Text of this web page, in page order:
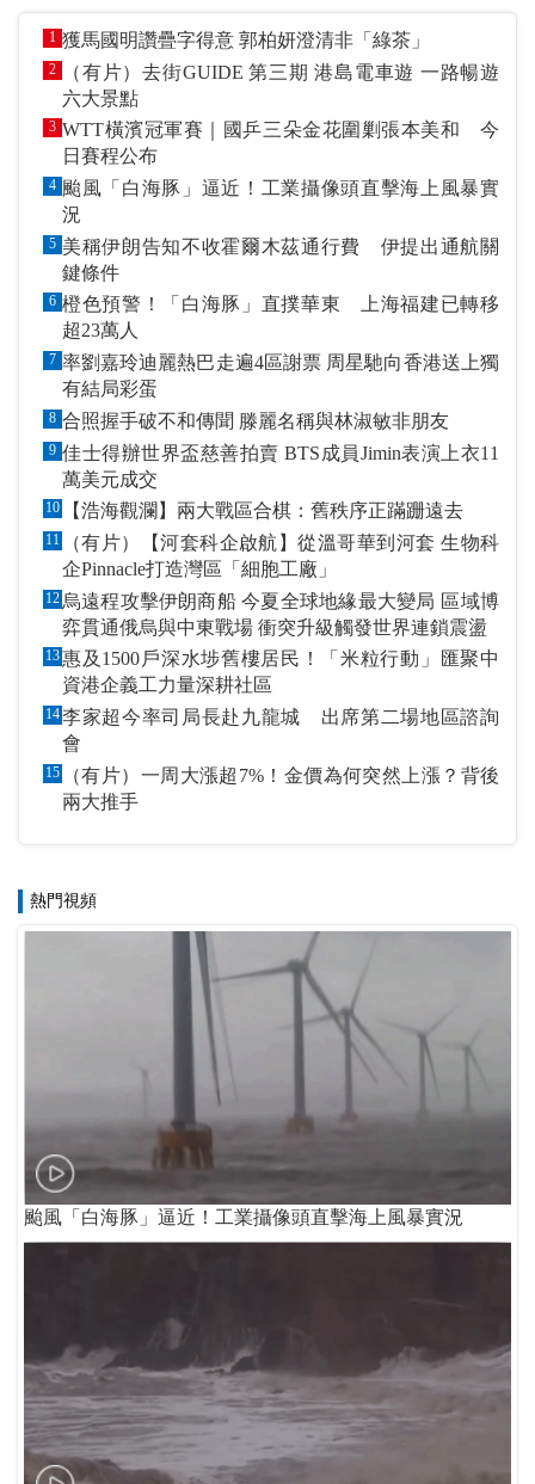
1 獲馬國明讚疊字得意 郭柏妍澄清非「綠茶」
2
（有片）去街GUIDE 第三期 港島電車遊 一路暢遊
六大景點
3 WTT橫濱冠軍賽｜國乒三朵金花圍剿張本美和 今
日賽程公布
4 颱風「白海豚」逼近！工業攝像頭直擊海上風暴實
況
5 美稱伊朗告知不收霍爾木茲通行費 伊提出通航關
鍵條件
6 橙色預警！「白海豚」直撲華東 上海福建已轉移
超23萬人
7 率劉嘉玲迪麗熱巴走遍4區謝票 周星馳向香港送上獨
有結局彩蛋
8 合照握手破不和傳聞 滕麗名稱與林淑敏非朋友
9 佳士得辦世界盃慈善拍賣 BTS成員Jimin表演上衣11
萬美元成交
10 【浩海觀瀾】兩大戰區合棋：舊秩序正蹣跚遠去
11
（有片）【河套科企啟航】從溫哥華到河套 生物科
企Pinnacle打造灣區「細胞工廠」
12 烏遠程攻擊伊朗商船 今夏全球地緣最大變局 區域博
弈貫通俄烏與中東戰場 衝突升級觸發世界連鎖震盪
13惠及1500戶深水埗舊樓居民！「米粒行動」匯聚中
資港企義工力量深耕社區
14李家超今率司局長赴九龍城 出席第二場地區諮詢
會
15
（有片）一周大漲超7%！金價為何突然上漲？背後
兩大推手
熱門視頻
颱風「白海豚」逼近！工業攝像頭直擊海上風暴實況